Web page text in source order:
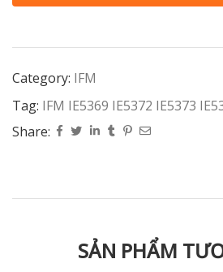
Category: IFM
Tag: IFM IE5369 IE5372 IE5373
Share:
SẢN PHẨM